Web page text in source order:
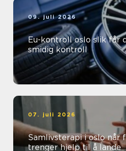
09. juli 2026
Eu-kontroll oslo slik får du en trygg og
smidig kontroll
07. juli 2026
Samlivsterapi i oslo når forholdet
trenger hjelp til å lande